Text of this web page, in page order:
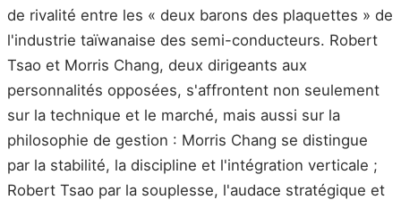
de rivalité entre les « deux barons des plaquettes » de
l'industrie taïwanaise des semi-conducteurs. Robert
Tsao et Morris Chang, deux dirigeants aux
personnalités opposées, s'affrontent non seulement
sur la technique et le marché, mais aussi sur la
philosophie de gestion : Morris Chang se distingue
par la stabilité, la discipline et l'intégration verticale ;
Robert Tsao par la souplesse, l'audace stratégique et